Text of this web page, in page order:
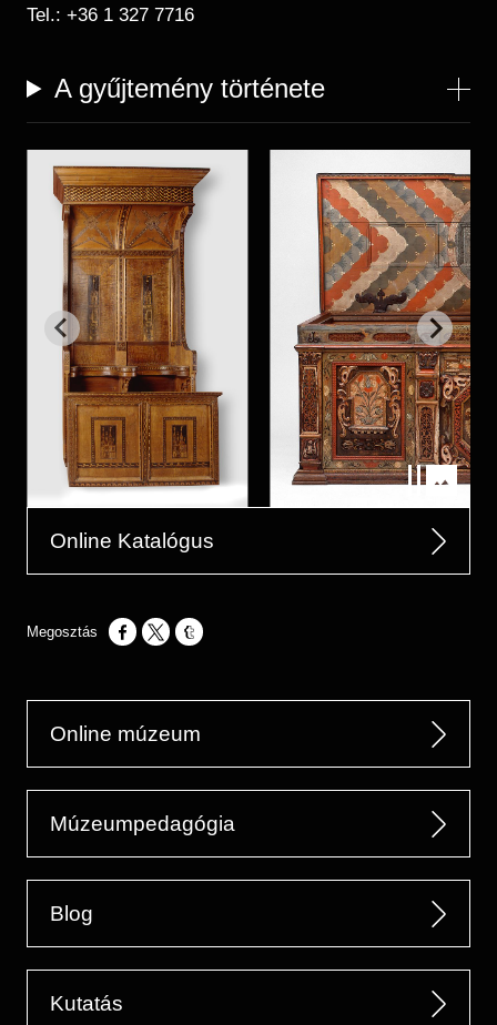
Tel.: +36 1 327 7716
A gyűjtemény története
Opens in a new window
Opens in a new window
Opens in a new window
Online Katalógus
Online múzeum
Múzeumpedagógia
Blog
Kutatás